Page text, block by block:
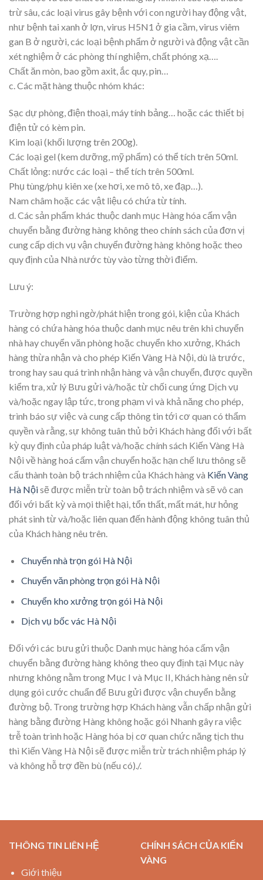
trừ sâu, các loại virus gây bệnh với con người hay động vật,
như bệnh tai xanh ở lợn, virus H5N1 ở gia cầm, virus viêm
gan B ở người, các loại bệnh phẩm ở người và động vật cần
xét nghiệm ở các phòng thí nghiệm, chất phóng xạ….
Chất ăn mòn, bao gồm axit, ắc quy, pin…
c. Các mặt hàng thuộc nhóm khác:
Sạc dự phòng, điện thoại, máy tính bảng… hoặc các thiết bị
điện tử có kèm pin.
Kim loại (khối lượng trên 200g).
Các loại gel (kem dưỡng, mỹ phẩm) có thể tích trên 50ml.
Chất lỏng: nước các loại – thể tích trên 500ml.
Phụ tùng/phụ kiên xe (xe hơi, xe mô tô, xe đạp…).
Nam châm hoặc các vật liệu có chứa từ tính.
d. Các sản phẩm khác thuộc danh mục Hàng hóa cấm vận
chuyển bằng đường hàng không theo chính sách của đơn vị
cung cấp dịch vụ vận chuyển đường hàng không hoặc theo
quy định của Nhà nước tùy vào từng thời điểm.
Lưu ý:
Trường hợp nghi ngờ/phát hiện trong gói, kiện của Khách
hàng có chứa hàng hóa thuộc danh mục nêu trên khi chuyển
nhà hay chuyển văn phòng hoặc chuyển kho xưởng, Khách
hàng thừa nhận và cho phép Kiến Vàng Hà Nội, dù là trước,
trong hay sau quá trình nhận hàng và vận chuyển, được quyền
kiểm tra, xử lý Bưu gửi và/hoặc từ chối cung ứng Dịch vụ
và/hoặc ngay lập tức, trong phạm vi và khả năng cho phép,
trình báo sự việc và cung cấp thông tin tới cơ quan có thẩm
quyền và rằng, sự không tuân thủ bởi Khách hàng đối với bất
kỳ quy định của pháp luật và/hoặc chính sách Kiến Vàng Hà
Nội về hàng hoá cấm vận chuyển hoặc hạn chế lưu thông sẽ
cấu thành toàn bộ trách nhiệm của Khách hàng và Kiến Vàng
Hà Nộisẽ được miễn trừ toàn bộ trách nhiệm và sẽ vô can
đối với bất kỳ và mọi thiệt hại, tổn thất, mất mát, hư hỏng
phát sinh từ và/hoặc liên quan đến hành động không tuân thủ
của Khách hàng nêu trên.
Chuyển nhà trọn gói Hà Nội
Chuyển văn phòng trọn gói Hà Nội
Chuyển kho xưởng trọn gói Hà Nội
Dịch vụ bốc vác Hà Nội
Đối với các bưu gửi thuộc Danh mục hàng hóa cấm vận
chuyển bằng đường hàng không theo quy định tại Mục này
nhưng không nằm trong Mục I và Mục II, Khách hàng nên sử
dụng gói cước chuẩn để Bưu gửi được vận chuyển bằng
đường bộ. Trong trường hợp Khách hàng vẫn chấp nhận gửi
hàng bằng đường Hàng không hoặc gói Nhanh gây ra việc
trễ toàn trình hoặc Hàng hóa bị cơ quan chức năng tịch thu
thì Kiến Vàng Hà Nội sẽ được miễn trừ trách nhiệm pháp lý
và không hỗ trợ đền bù (nếu có)./.
THÔNG TIN LIÊN HỆ
Giới thiệu
CHÍNH SÁCH CỦA KIẾN
VÀNG